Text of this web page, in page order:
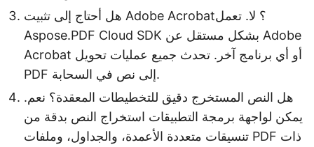
هل أحتاج إلى تثبيت Adobe Acrobat؟ لا. تعمل
Aspose.PDF Cloud SDK بشكل مستقل عن Adobe
Acrobat أو أي برنامج آخر. تحدث جميع عمليات تحويل
PDF إلى نص في السحابة.
هل النص المستخرج دقيق للتخطيطات المعقدة؟ نعم.
يمكن لواجهة برمجة التطبيقات استخراج النص بدقة من
تنسيقات متعددة الأعمدة، والجداول، وملفات PDF ذات